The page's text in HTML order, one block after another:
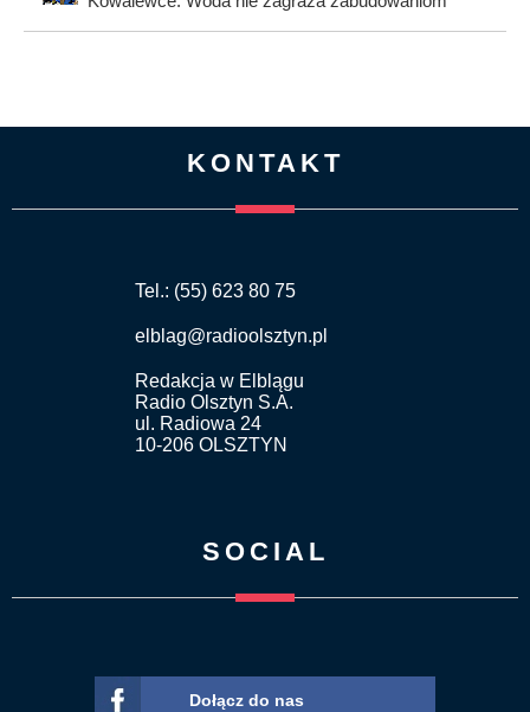
KONTAKT
Tel.: (55) 623 80 75
elblag@radioolsztyn.pl
Redakcja w Elblągu
Radio Olsztyn S.A.
ul. Radiowa 24
10-206 OLSZTYN
SOCIAL
Dołącz do nas